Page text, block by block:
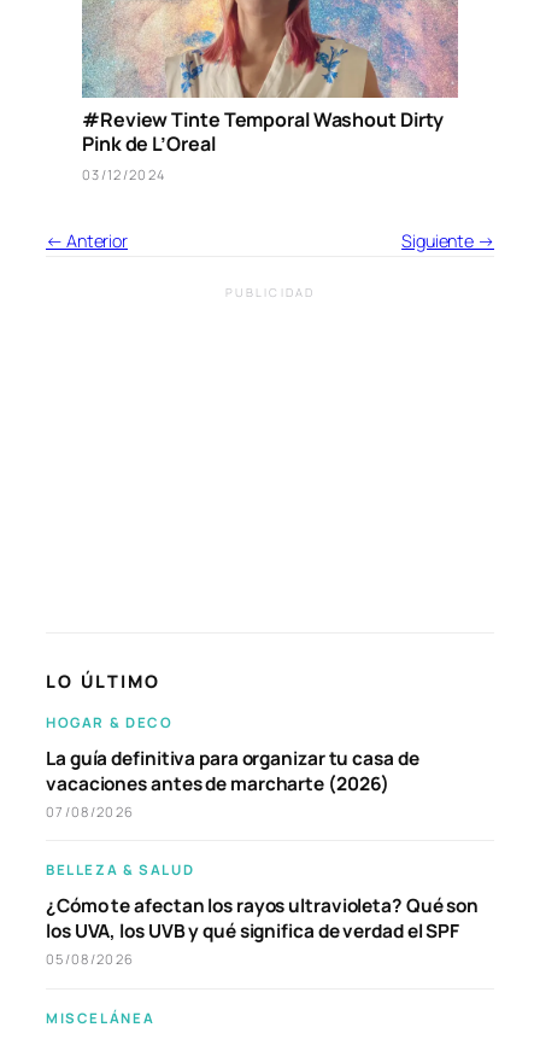
#Review Tinte Temporal Washout Dirty
Pink de L’Oreal
03/12/2024
← Anterior Siguiente →
PUBLICIDAD
LO ÚLTIMO
HOGAR & DECO
La guía definitiva para organizar tu casa de
vacaciones antes de marcharte (2026)
07/08/2026
BELLEZA & SALUD
¿Cómo te afectan los rayos ultravioleta? Qué son
los UVA, los UVB y qué significa de verdad el SPF
05/08/2026
MISCELÁNEA